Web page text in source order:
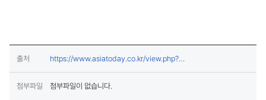
출처
https://www.asiatoday.co.kr/view.php?
첨부파일
첨부파일이 없습니다.